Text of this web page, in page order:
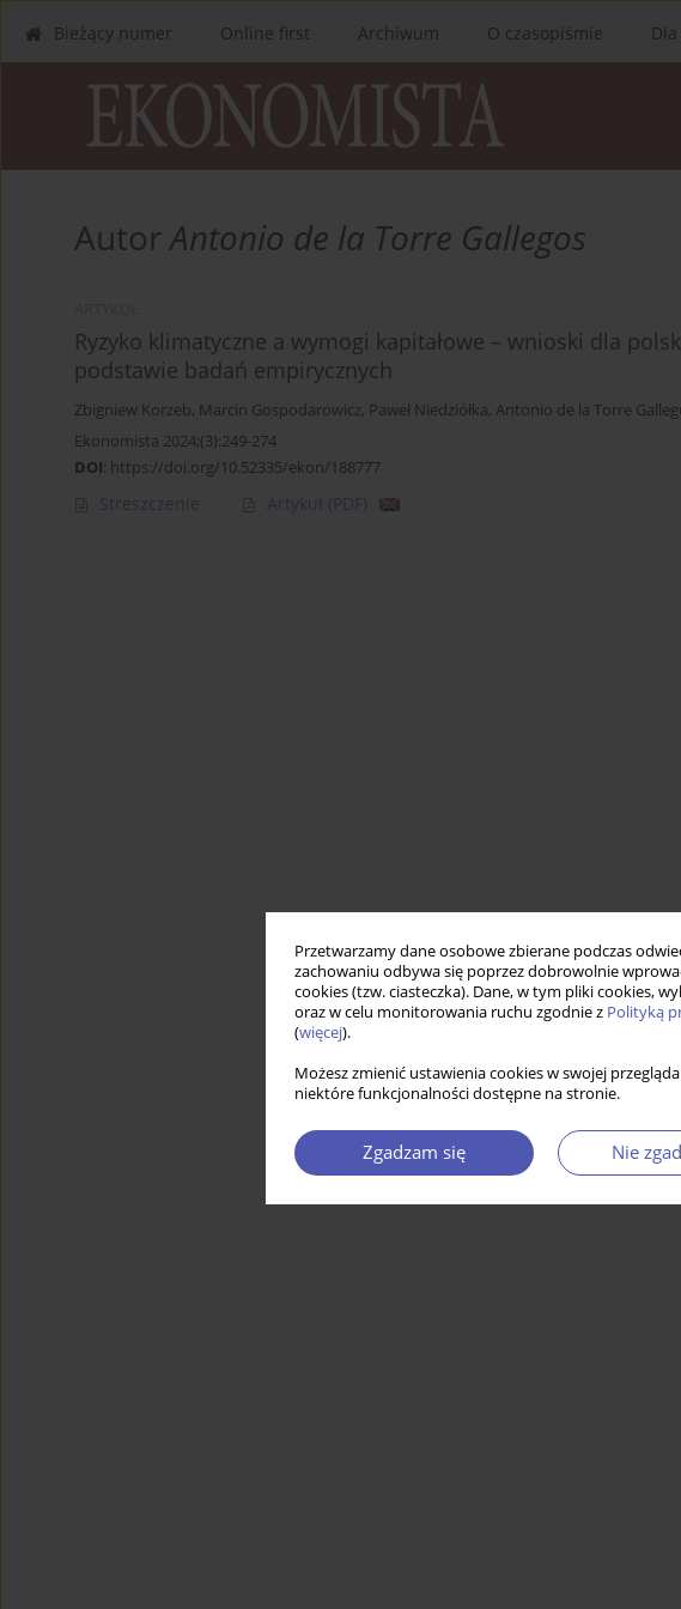
Przetwarzamy dane osobowe zbierane podczas
zachowaniu odbywa się poprzez dobrowolnie
cookies (tzw. ciasteczka). Dane, w tym pliki cookies,
oraz w celu monitorowania ruchu zgodnie z Polityką
(więcej).
Możesz zmienić ustawienia cookies w swojej
niektóre funkcjonalności dostępne na stronie.
Zgadzam się Nie
Bieżący numer Online first Archiwum O czasopiśmie
AutorAntonio de la Torre Gallegos
Ryzyko klimatyczne a wymogi kapitałowe – wnioski dla
podstawie badań empirycznych
Zbigniew Korzeb, Marcin Gospodarowicz, Paweł Niedziółka, Antonio de la Torre
Ekonomista 2024;(3):249-274
DOI: https://doi.org/10.52335/ekon/188777
Streszczenie Artykuł (PDF)